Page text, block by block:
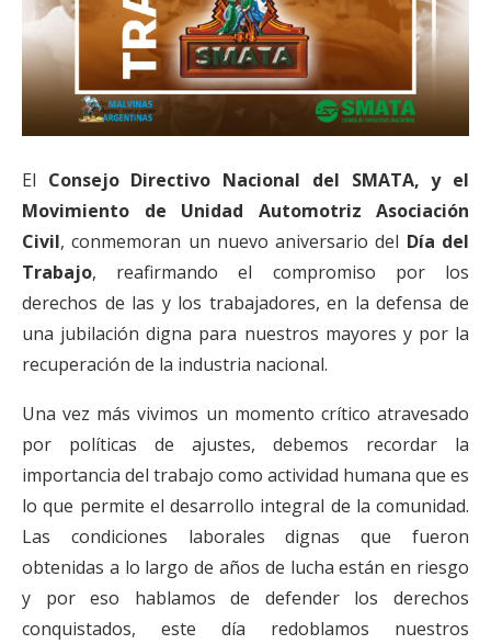
El Consejo Directivo Nacional del SMATA, y el
Movimiento de Unidad Automotriz Asociación
Civil, conmemoran un nuevo aniversario del Día del
Trabajo, reafirmando el compromiso por los
derechos de las y los trabajadores, en la defensa de
una jubilación digna para nuestros mayores y por la
recuperación de la industria nacional.
Una vez más vivimos un momento crítico atravesado
por políticas de ajustes, debemos recordar la
importancia del trabajo como actividad humana que es
lo que permite el desarrollo integral de la comunidad.
Las condiciones laborales dignas que fueron
obtenidas a lo largo de años de lucha están en riesgo
y por eso hablamos de defender los derechos
conquistados, este día redoblamos nuestros